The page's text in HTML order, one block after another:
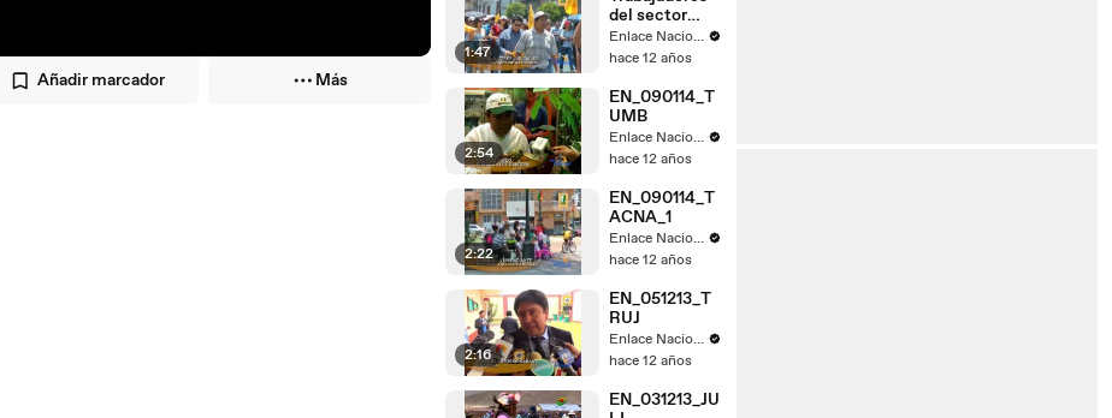
Añadir marcador Más
1:47
del sector
judicial de
Tacna acatan
Enlace Nacional
hace 12 años
2:54
EN_090114_T
UMB
Enlace Nacional
hace 12 años
2:22
EN_090114_T
ACNA_1
Enlace Nacional
hace 12 años
2:16
EN_051213_T
RUJ
Enlace Nacional
hace 12 años
EN_031213_JU